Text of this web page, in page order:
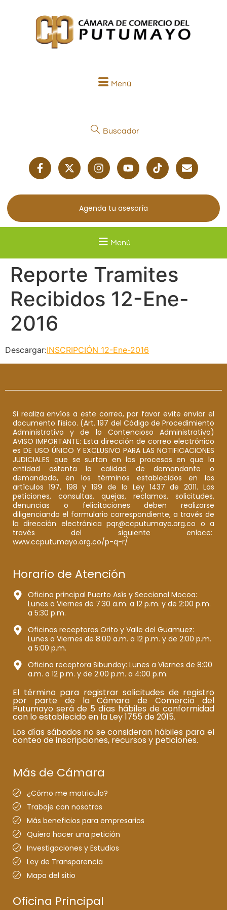
Menú
Buscador
Agenda tu asesoría
Menú
Reporte Tramites
Recibidos 12-Ene-
2016
Descargar:INSCRIPCIÓN 12-Ene-2016
Si realiza envíos a este correo, por favor evite enviar el
documento físico. (Art. 197 del Código de Procedimiento
Administrativo y de lo Contencioso Administrativo)
AVISO IMPORTANTE: Esta dirección de correo electrónico
es DE USO ÚNICO Y EXCLUSIVO PARA LAS NOTIFICACIONES
JUDICIALES que se surtan en los procesos en que la
entidad ostenta la calidad de demandante o
demandada, en los términos establecidos en los
artículos 197, 198 y 199 de la Ley 1437 de 2011. Las
peticiones, consultas, quejas, reclamos, solicitudes,
denuncias o felicitaciones deben realizarse
diligenciando el formulario correspondiente, a través de
la dirección electrónica pqr@ccputumayo.org.co o a
través del siguiente enlace:
www.ccputumayo.org.co/p-q-r/
Horario de Atención
Oficina principal Puerto Asís y Seccional Mocoa:
Lunes a Viernes de 7:30 a.m. a 12 p.m. y de 2:00 p.m.
a 5:30 p.m.
Oficinas receptoras Orito y Valle del Guamuez:
Lunes a Viernes de 8:00 a.m. a 12 p.m. y de 2:00 p.m.
a 5:00 p.m.
Oficina receptora Sibundoy: Lunes a Viernes de 8:00
a.m. a 12 p.m. y de 2:00 p.m. a 4:00 p.m.
El término para registrar solicitudes de registro
por parte de la Cámara de Comercio del
Putumayo será de 5 días hábiles de conformidad
con lo establecido en la Ley 1755 de 2015.
Los días sábados no se consideran hábiles para el
conteo de inscripciones, recursos y peticiones.
Más de Cámara
¿Cómo me matriculo?
Trabaje con nosotros
Más beneficios para empresarios
Quiero hacer una petición
Investigaciones y Estudios
Ley de Transparencia
Mapa del sitio
Oficina Principal